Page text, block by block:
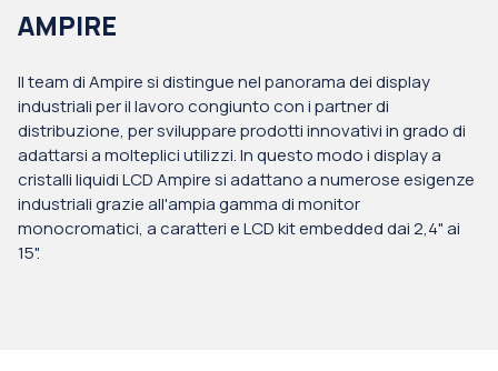
AMPIRE
Il team di Ampire si distingue nel panorama dei display
industriali per il lavoro congiunto con i partner di
distribuzione, per sviluppare prodotti innovativi in grado di
adattarsi a molteplici utilizzi. In questo modo i display a
cristalli liquidi LCD Ampire si adattano a numerose esigenze
industriali grazie all'ampia gamma di monitor
monocromatici, a caratteri e LCD kit embedded dai 2,4" ai
15".